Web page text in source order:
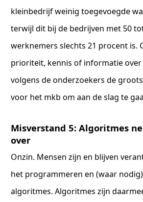
kleinbedrijf weinig toegevoegde
terwijl dit bij de bedrijven met 50
werknemers slechts 21 procent is.
prioriteit, kennis of informatie
volgens de onderzoekers de
voor het mkb om aan de slag te
Misverstand 5: Algoritmes
over
Onzin. Mensen zijn en blijven
het programmeren en (waar
algoritmes. Algoritmes zijn